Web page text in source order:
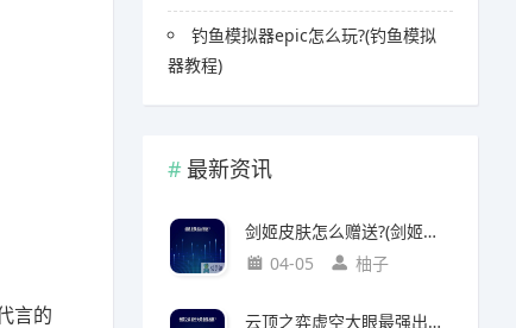
言的
钓鱼模拟器epic怎么玩?(钓鱼模拟
器教程)
最新资讯
剑姬皮肤怎么赠送?(剑姬皮肤怎么赠送给别人)
04-05
柚子
云顶之弈虚空大眼最强出装?(云顶之弈虚空之眼出装)